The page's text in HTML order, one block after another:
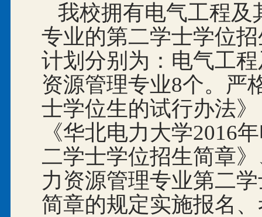
我校拥有电气工程及
专业的第二学士学位
计划分别为：电气工
资源管理专业8个。严
士学位生的试行办法
《华北电力大学2016
二学士学位招生简章
力资源管理专业第二
简章的规定实施报名